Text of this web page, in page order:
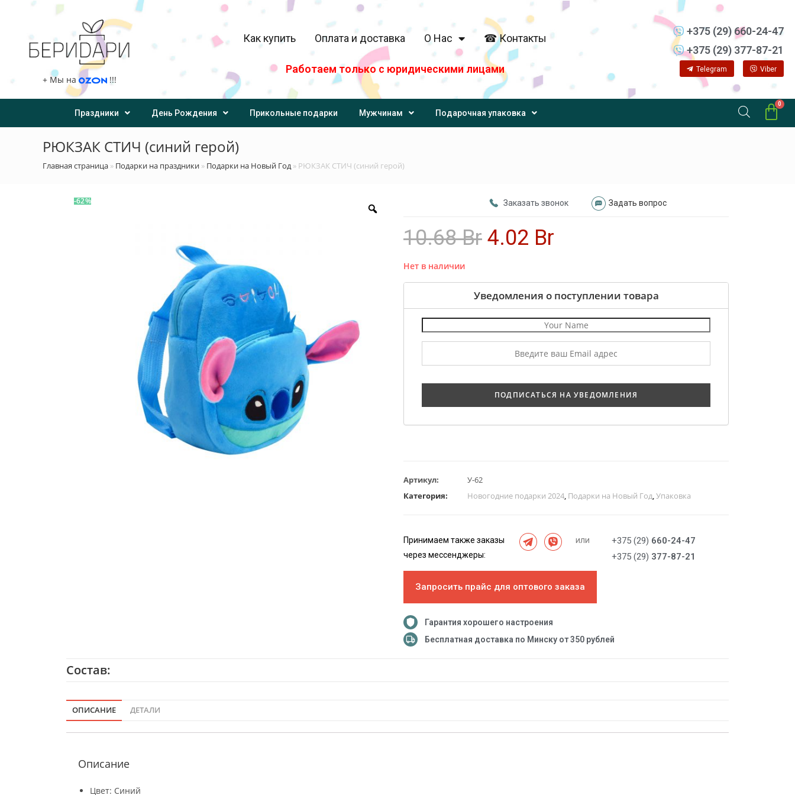
+ Мы на !!!
Как купить Оплата и доставка О Нас ☎ Контакты
Работаем только с юридическими лицами
+375 (29) 660-24-47
+375 (29) 377-87-21
Telegram Viber
Праздники День Рождения Прикольные подарки Мужчинам Подарочная упаковка
РЮКЗАК СТИЧ (синий герой)
Главная страница » Подарки на праздники » Подарки на Новый Год» РЮКЗАК СТИЧ (синий герой)
-62% Заказать звонок Задать вопрос
10.68Br 4.02 Br
Нет в наличии
Уведомления о поступлении товара
Артикул:
У-62
Категория:
Новогодние подарки 2024, Подарки на Новый Год,Упаковка
Принимаем также заказы
через мессенджеры:
или +375 (29) 660-24-47
+375 (29) 377-87-21
Запросить прайс для оптового заказа
Гарантия хорошего настроения
Бесплатная доставка по Минску от 350 рублей
Состав:
ОПИСАНИЕ ДЕТАЛИ
Описание
Цвет: Синий